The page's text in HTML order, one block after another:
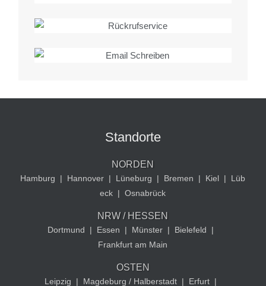
Standorte
NORDEN
Hamburg | Hannover | Lüneburg | Bremen | Kiel |
Lüb
eck | Osnabrück
NRW / HESSEN
Dortmund | Essen | Münster | Bielefeld
|
Frankfurt am Main
OSTEN
Leipzig | Magdeburg / Halberstadt | Erfurt |